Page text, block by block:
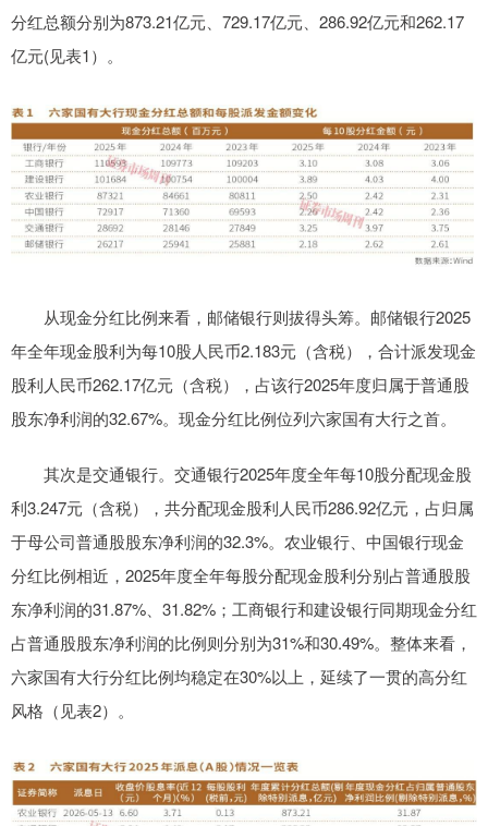
分红总额分别为873.21亿元、729.17亿元、286.92亿元和262.17
亿元(见表1）。
从现金分红比例来看，邮储银行则拔得头筹。邮储银行2025
年全年现金股利为每10股人民币2.183元（含税），合计派发现金
股利人民币262.17亿元（含税），占该行2025年度归属于普通股
股东净利润的32.67%。现金分红比例位列六家国有大行之首。
其次是交通银行。交通银行2025年度全年每10股分配现金股
利3.247元（含税），共分配现金股利人民币286.92亿元，占归属
于母公司普通股股东净利润的32.3%。农业银行、中国银行现金
分红比例相近，2025年度全年每股分配现金股利分别占普通股股
东净利润的31.87%、31.82%；工商银行和建设银行同期现金分红
占普通股股东净利润的比例则分别为31%和30.49%。整体来看，
六家国有大行分红比例均稳定在30%以上，延续了一贯的高分红
风格（见表2）。